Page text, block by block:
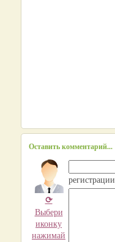
Оставить комментарий...
⟳
Выбери
иконку
нажимай
регистрации